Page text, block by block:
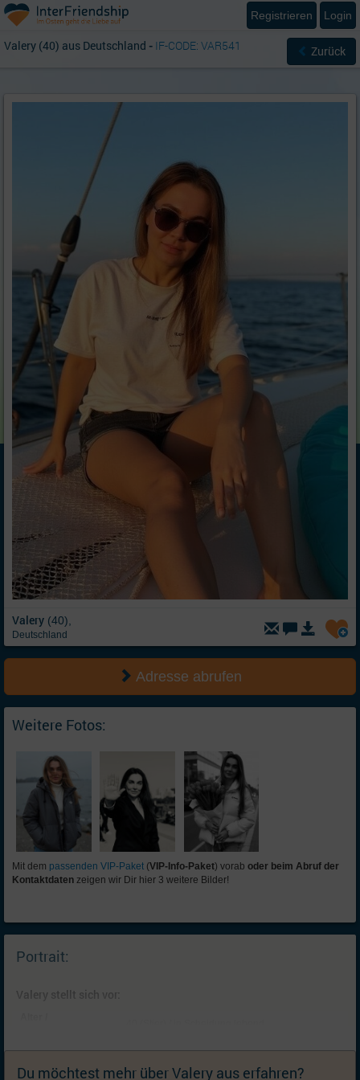
Valery (40),
Deutschland
Adresse abrufen
Weitere Fotos:
Mit dem passenden VIP-Paket (VIP-Info-Paket) vorab oder beim Abruf der
Kontaktdaten zeigen wir Dir hier 3 weitere Bilder!
Portrait:
Valery stellt sich vor:
Kinder:
ein Kind: Tochter (14, lebt bei mir); Ich wünsche
mir Geschwister für mein(e) Kind(er)
Du möchtest mehr über Valery aus erfahren?
Valery (40) aus Deutschland - IF-CODE: VAR541 Zurück
Registrieren Login